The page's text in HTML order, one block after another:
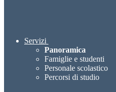
Servizi
Panoramica
Famiglie e studenti
Personale scolastico
Percorsi di studio